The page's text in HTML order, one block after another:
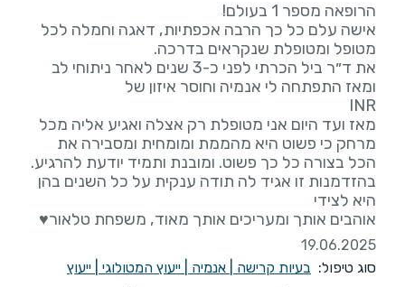
אישה עלם כל כך הרבה אכפתיות, דאגה וחמלה לכל
את ד״ר ביל הכרתי לפני כ-3 שנים לאחר ניתוחי לב
מאז ועד היום אני מטופלת רק אצלה ואגיע אליה מכל
מרחק כי פשוט היא מהממת ומומחית ומסבירה את
בהזדמנות זו אגיד לה תודה ענקית על כל השנים בהן
אוהבים אותך ומעריכים אותך מאוד, משפחת טלאור♥️
19.06.2025
סוג טיפול: בעיות קרישה אנמיה ייעוץ המטולוגי
ייעוץ